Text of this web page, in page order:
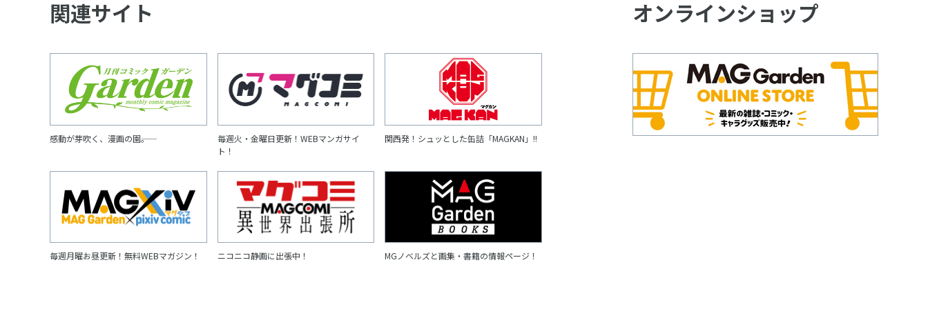
関連サイト
感動が芽吹く、漫画の園――。
毎週火・金曜日更新！WEBマンガサイ
ト！
関西発！シュッとした缶詰「MAGKAN」!!
毎週月曜お昼更新！無料WEBマガジン！ ニコニコ静画に出張中！ MGノベルズと画集・書籍の情報ページ！
オンラインショップ